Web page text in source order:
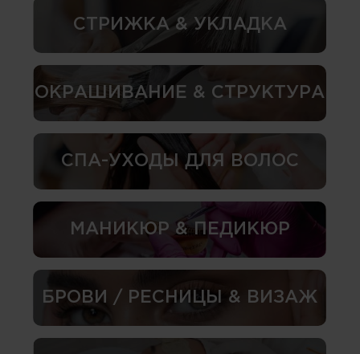
СТРИЖКА & УКЛАДКА
ОКРАШИВАНИЕ & СТРУКТУРА
СПА-УХОДЫ ДЛЯ ВОЛОС
МАНИКЮР & ПЕДИКЮР
БРОВИ / РЕСНИЦЫ & ВИЗАЖ